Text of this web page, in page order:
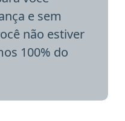
e sem
não estiver
100% do